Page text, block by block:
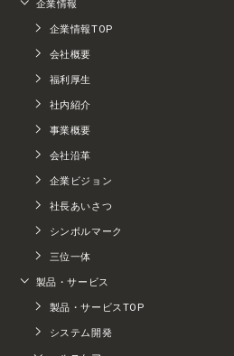
企業情報
企業情報TOP
会社概要
福利厚生
社内紹介
事業概要
会社沿革
企業ビジョン
社長あいさつ
シンボルマーク
三位一体
製品・サービス
製品・サービスTOP
システム開発